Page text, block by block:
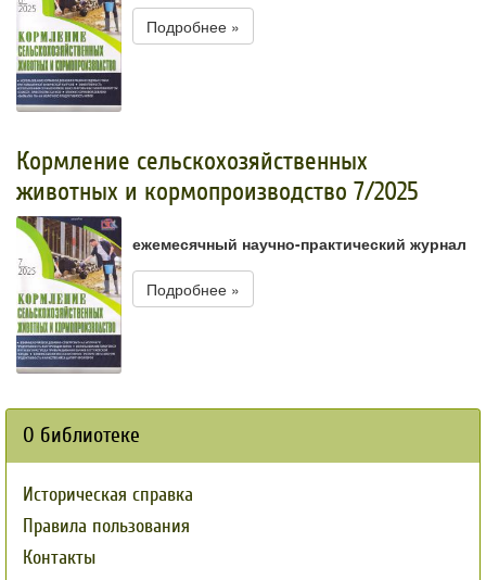
Подробнее »
Кормление сельскохозяйственных
животных и кормопроизводство 7/2025
ежемесячный научно-практический журнал
Подробнее »
О библиотеке
Историческая справка
Правила пользования
Контакты